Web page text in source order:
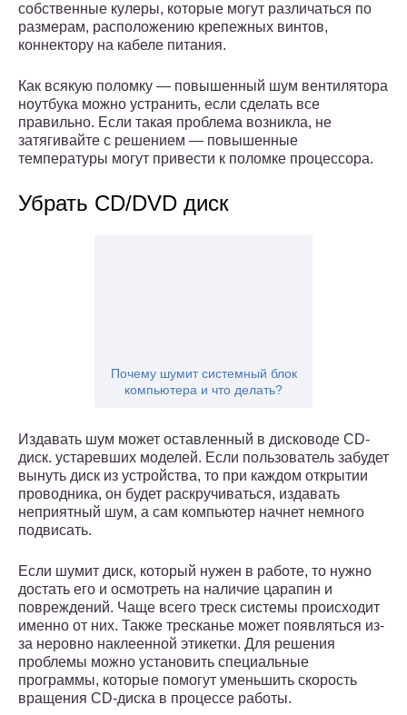
собственные кулеры, которые могут различаться по
размерам, расположению крепежных винтов,
коннектору на кабеле питания.
Как всякую поломку — повышенный шум вентилятора
ноутбука можно устранить, если сделать все
правильно. Если такая проблема возникла, не
затягивайте с решением — повышенные
температуры могут привести к поломке процессора.
Убрать CD/DVD диск
Почему шумит системный блок
компьютера и что делать?
Издавать шум может оставленный в дисководе CD-
диск. устаревших моделей. Если пользователь забудет
вынуть диск из устройства, то при каждом открытии
проводника, он будет раскручиваться, издавать
неприятный шум, а сам компьютер начнет немного
подвисать.
Если шумит диск, который нужен в работе, то нужно
достать его и осмотреть на наличие царапин и
повреждений. Чаще всего треск системы происходит
именно от них. Также тресканье может появляться из-
за неровно наклеенной этикетки. Для решения
проблемы можно установить специальные
программы, которые помогут уменьшить скорость
вращения CD-диска в процессе работы.